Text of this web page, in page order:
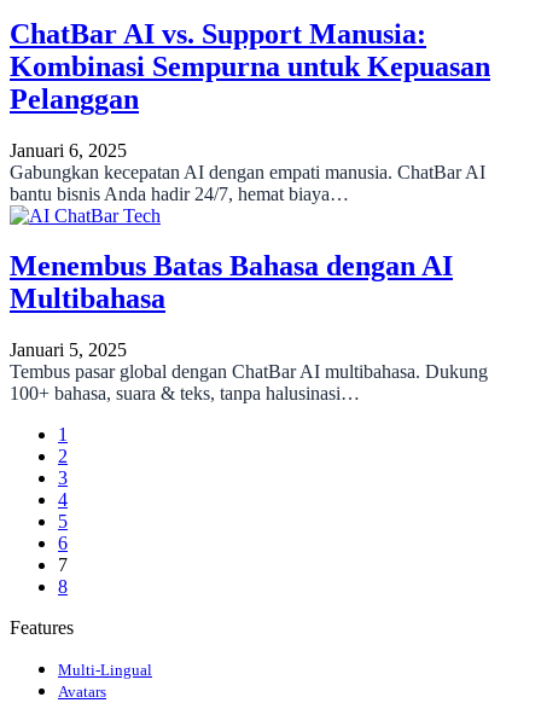
ChatBar AI vs. Support Manusia:
Kombinasi Sempurna untuk Kepuasan
Pelanggan
Januari 6, 2025
Gabungkan kecepatan AI dengan empati manusia. ChatBar AI
bantu bisnis Anda hadir 24/7, hemat biaya…
Menembus Batas Bahasa dengan AI
Multibahasa
Januari 5, 2025
Tembus pasar global dengan ChatBar AI multibahasa. Dukung
100+ bahasa, suara & teks, tanpa halusinasi…
1
2
3
4
5
6
7
8
Features
Multi-Lingual
Avatars